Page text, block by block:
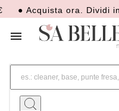
Acquista ora. Dividi in 3
